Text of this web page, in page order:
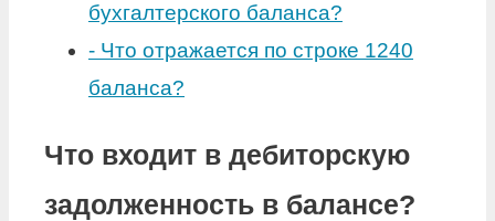
бухгалтерского баланса?
- Что отражается по строке 1240
баланса?
Что входит в дебиторскую
задолженность в балансе?